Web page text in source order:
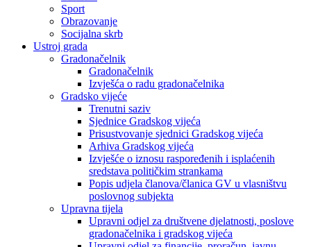
Sport
Obrazovanje
Socijalna skrb
Ustroj grada
Gradonačelnik
Gradonačelnik
Izvješća o radu gradonačelnika
Gradsko vijeće
Trenutni saziv
Sjednice Gradskog vijeća
Prisustvovanje sjednici Gradskog vijeća
Arhiva Gradskog vijeća
Izvješće o iznosu raspoređenih i isplaćenih
sredstava političkim strankama
Popis udjela članova/članica GV u vlasništvu
poslovnog subjekta
Upravna tijela
Upravni odjel za društvene djelatnosti, poslove
gradonačelnika i gradskog vijeća